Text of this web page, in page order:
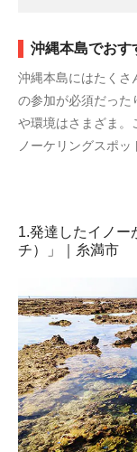
沖縄本島でおす
沖縄本島にはたくさ
の参加が必須だった
や環境はさまざま。
ノーケリングスポッ
1.発達したイノー
チ）」｜糸満市